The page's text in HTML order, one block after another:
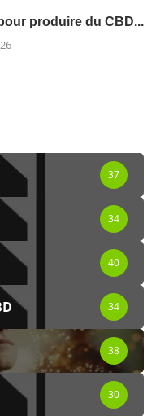
produire du CBD...
37
34
40
34
38
30